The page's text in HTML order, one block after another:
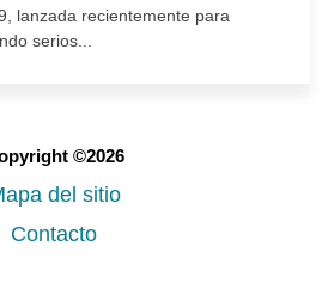
lanzada recientemente para
serios...
©2026
del sitio
Contacto